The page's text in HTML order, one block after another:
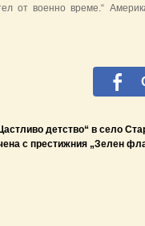
от военно време.“
детство“ в село
с престижния „Зелен